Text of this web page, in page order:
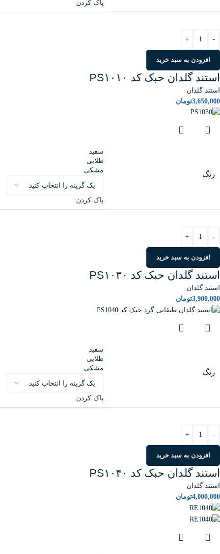
پاک کردن
-
+
افزودن به سبد خرید
استند گلدان حبک کد PS۱۰۱۰
استند گلدان
3,650,000تومان
رنگ
سفید
طلایی
مشکی
پاک کردن
-
+
افزودن به سبد خرید
استند گلدان حبک کد PS۱۰۳۰
استند گلدان
3,900,000تومان
رنگ
سفید
طلایی
مشکی
پاک کردن
-
+
افزودن به سبد خرید
استند گلدان حبک کد PS۱۰۴۰
استند گلدان
4,000,000تومان